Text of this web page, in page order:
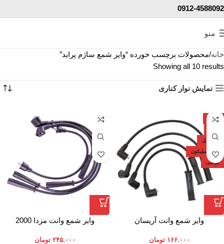
0912-4588092
منو
خانه محصولات برچسب خورده “وایر شمع ساژم پراید”
Showing all 10 results
نمایش نوار کناری
ایران
7.5 میل
تمام سیلیکون
برنجی
وایر شمع وانت آریسان
۱۶۶.۰۰۰ تومان
وایر شمع وانت مزدا 2000
۲۴۵.۰۰۰ تومان